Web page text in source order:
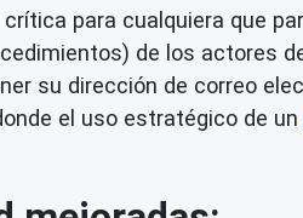
para cualquiera que
de los actores
su dirección de correo
el uso estratégico de un